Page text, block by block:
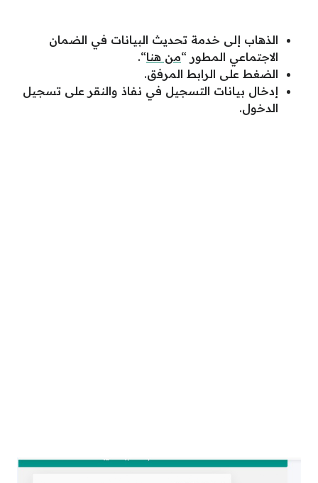
الذهاب إلى خدمة تحديث البيانات في الضمان
الاجتماعي المطور “من هنا“.
الضغط على الرابط المرفق.
إدخال بيانات التسجيل في نفاذ والنقر على تسجيل
الدخول.